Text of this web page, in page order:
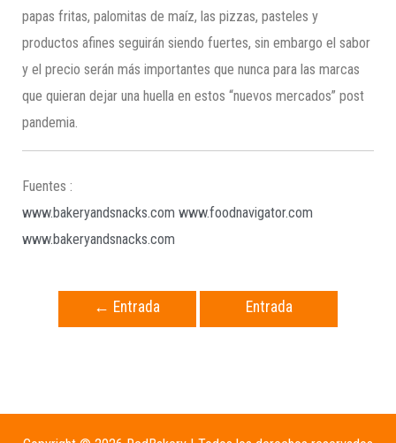
papas fritas, palomitas de maíz, las pizzas, pasteles y
productos afines seguirán siendo fuertes, sin embargo el sabor
y el precio serán más importantes que nunca para las marcas
que quieran dejar una huella en estos “nuevos mercados” post
pandemia.
Fuentes :
www.bakeryandsnacks.com www.foodnavigator.com
www.bakeryandsnacks.com
← Entrada
Entrada